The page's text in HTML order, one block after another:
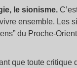
le sionisme.
ensemble. Les
du Proche-
que toute critique